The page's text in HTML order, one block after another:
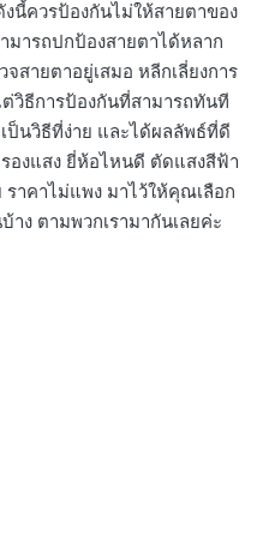
นี้ควรป้องกันไม่ให้สายตาของ
มารถปกป้องสายตาได้หลาก
สายตาอยู่เสมอ หลีกเลี่ยงการ
วิธีการป้องกันที่สามารถทันที
ป็นวิธีที่ง่าย และได้ผลลัพธ์ที่ดี
องแสง ยี่ห้อไหนดี ตัดแสงสีฟ้า
าคาไม่แพง มาไว้ให้คุณเลือก
ง ตามพวกเรามากันเลยค่ะ